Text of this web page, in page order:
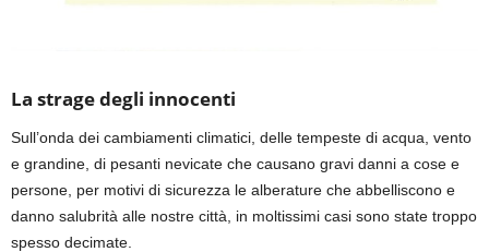
La strage degli innocenti
Sull’onda dei cambiamenti climatici, delle tempeste di acqua, vento
e grandine, di pesanti nevicate che causano gravi danni a cose e
persone, per motivi di sicurezza le alberature che abbelliscono e
danno salubrità alle nostre città, in moltissimi casi sono state troppo
spesso decimate